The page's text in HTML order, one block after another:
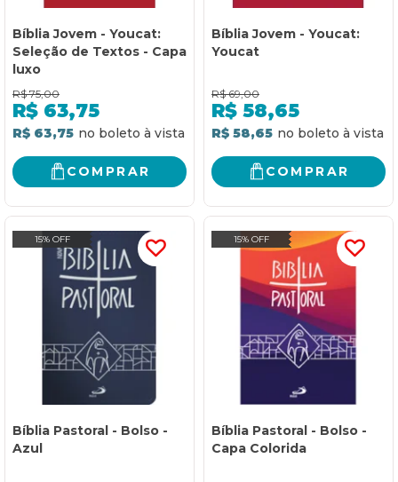
Bíblia Jovem - Youcat:
Seleção de Textos - Capa
luxo
R$ 75,00
R$ 63,75
R$ 63,75
COMPRAR
Bíblia Jovem - Youcat:
Youcat
R$ 69,00
R$ 58,65
R$ 58,65
COMPRAR
15% OFF
Bíblia Pastoral - Bolso -
Azul
15% OFF
Bíblia Pastoral - Bolso -
Capa Colorida